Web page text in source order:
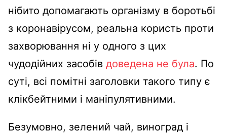
нібито допомагають організму в боротьбі
з коронавірусом, реальна користь проти
захворювання ні у одного з цих
чудодійних засобів доведена не була. По
суті, всі помітні заголовки такого типу є
клікбейтними і маніпулятивними.
Безумовно, зелений чай, виноград і